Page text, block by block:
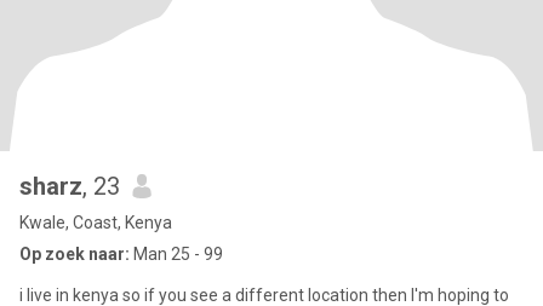
sharz, 23
Kwale, Coast, Kenya
Op zoek naar: Man 25 - 99
i live in kenya so if you see a different location then I'm hoping to